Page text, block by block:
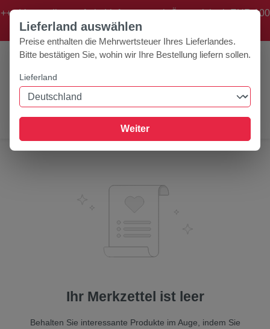
Zum Hauptinhalt springen
+++ Versandkostenfreie Lieferung nach Österreich ab EUR 100
Bestellwert! +++
Du hast 0
Ihr Merkzettel ist leer
Behalten Sie interessante Produkte im Auge, indem Sie
Lieferland auswählen
Preise enthalten die Mehrwertsteuer Ihres Lieferlandes.
Bitte bestätigen Sie, wohin wir Ihre Bestellung liefern sollen.
Lieferland
Weiter